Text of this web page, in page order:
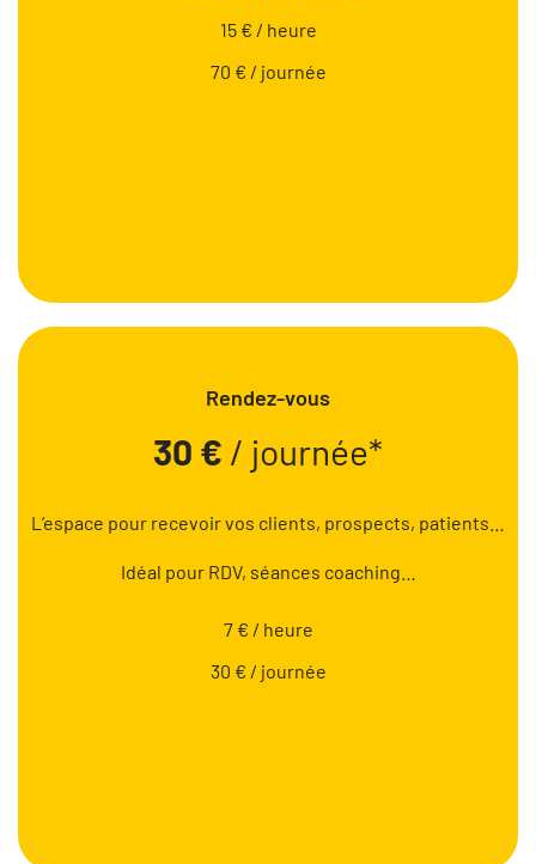
15 € / heure
70 € / journée
Rendez-vous
30 € / journée*
L’espace pour recevoir vos clients, prospects, patients…
Idéal pour RDV, séances coaching…
7 € / heure
30 € / journée